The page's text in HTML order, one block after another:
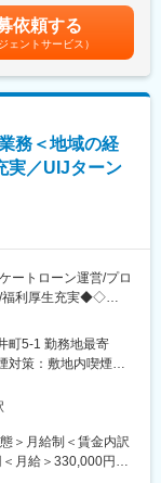
を通じた人財育
関われる
ンサイダー管理）
、電力、宅配水、保
ともに幅広い事業を
務提携したアライ
。当社の新規サー
備投資を掛からない
と、月々の使用料
のみで年間およそ
確立しています。
までも目安の金額で
す。月給(月額)は固定
依頼する
ェントサービス）
務＜地域の経
実／UIJターン
ートローン運営/プロ
/福利厚生充実◆◇
おける経営課題に対
金融面からお客さま
募集します。
、日々進歩する金融
町5-1 勤務地最寄
対策：敷地内喫煙可
＞月給制＜賃金内訳
月給＞330,000円～